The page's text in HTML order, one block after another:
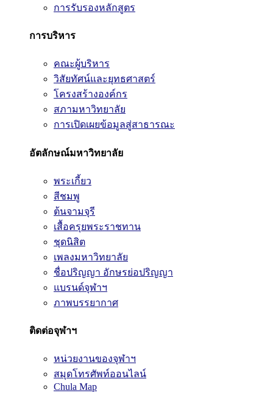
การรับรองหลักสูตร
การบริหาร
คณะผู้บริหาร
วิสัยทัศน์และยุทธศาสตร์
โครงสร้างองค์กร
สภามหาวิทยาลัย
การเปิดเผยข้อมูลสู่สาธารณะ
อัตลักษณ์มหาวิทยาลัย
พระเกี้ยว
สีชมพู
ต้นจามจุรี
เสื้อครุยพระราชทาน
ชุดนิสิต
เพลงมหาวิทยาลัย
ชื่อปริญญา อักษรย่อปริญญา
แบรนด์จุฬาฯ
ภาพบรรยากาศ
ติดต่อจุฬาฯ
หน่วยงานของจุฬาฯ
สมุดโทรศัพท์ออนไลน์
Chula Map